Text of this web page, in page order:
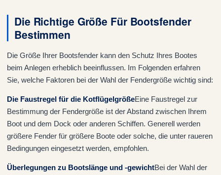
Die Richtige Größe Für Bootsfender
Bestimmen
Die Größe Ihrer Bootsfender kann den Schutz Ihres Bootes
beim Anlegen erheblich beeinflussen. Im Folgenden erfahren
Sie, welche Faktoren bei der Wahl der Fendergröße wichtig sind:
Die Faustregel für die KotflügelgrößeEine Faustregel zur
Bestimmung der Fendergröße ist der Abstand zwischen Ihrem
Boot und dem Dock oder anderen Schiffen. Generell werden
größere Fender für größere Boote oder solche, die unter raueren
Bedingungen eingesetzt werden, empfohlen.
Überlegungen zu Bootslänge und -gewichtBei der Wahl der